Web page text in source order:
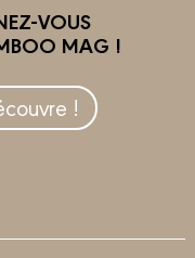
VOUS
MAG !
!